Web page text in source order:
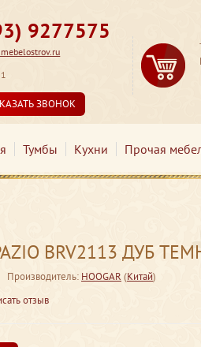
9277575
ЗВОНОК
Тумбы Кухни Прочая
BRV2113 ДУБ
Производитель: HOOGAR (Китай)
отзыв